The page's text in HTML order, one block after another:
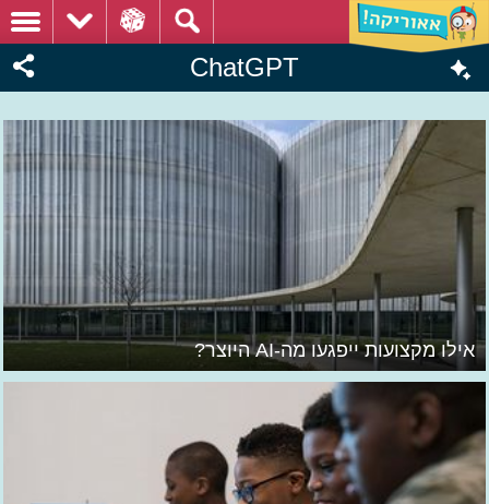
ChatGPT
אילו מקצועות ייפגעו מה-AI היוצר?